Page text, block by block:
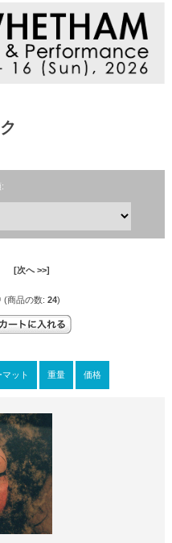
[次へ >>]
(商品の数: 24)
マット 重量 価格